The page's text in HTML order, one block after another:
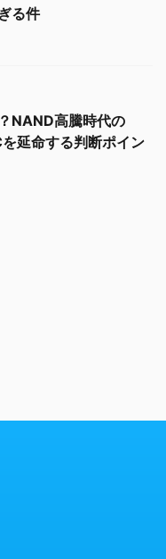
る件
NAND高騰時代の
延命する判断ポイン